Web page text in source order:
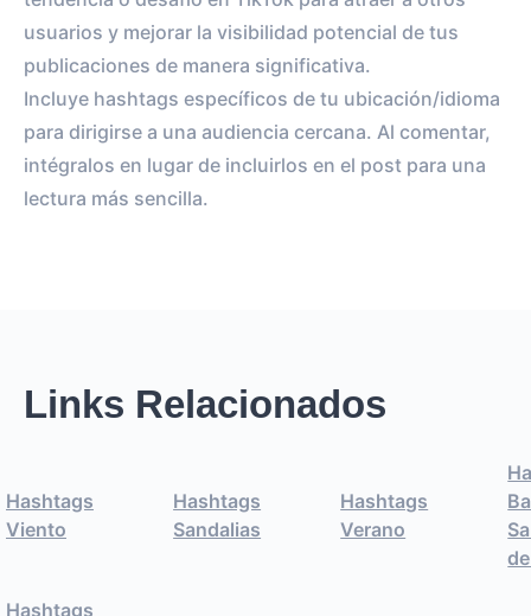
tendencia o desafío en TikTok para atraer a otros
usuarios y mejorar la visibilidad potencial de tus
publicaciones de manera significativa.
Incluye hashtags específicos de tu ubicación/idioma
para dirigirse a una audiencia cercana. Al comentar,
intégralos en lugar de incluirlos en el post para una
Links Relacionados
Hashtags
Hashtags
Hashtags